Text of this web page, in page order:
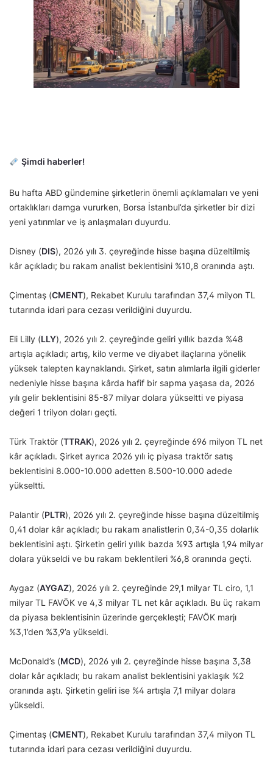
Şimdi haberler!
Bu hafta ABD gündemine şirketlerin önemli açıklamaları ve yeni
ortaklıkları damga vururken, Borsa İstanbul’da şirketler bir dizi
yeni yatırımlar ve iş anlaşmaları duyurdu.
Disney (DIS), 2026 yılı 3. çeyreğinde hisse başına düzeltilmiş
kâr açıkladı; bu rakam analist beklentisini %10,8 oranında aştı.
Çimentaş (CMENT), Rekabet Kurulu tarafından 37,4 milyon TL
tutarında idari para cezası verildiğini duyurdu.
Eli Lilly (LLY), 2026 yılı 2. çeyreğinde geliri yıllık bazda %48
artışla açıkladı; artış, kilo verme ve diyabet ilaçlarına yönelik
yüksek talepten kaynaklandı. Şirket, satın alımlarla ilgili giderler
nedeniyle hisse başına kârda hafif bir sapma yaşasa da, 2026
yılı gelir beklentisini 85-87 milyar dolara yükseltti ve piyasa
değeri 1 trilyon doları geçti.
Türk Traktör (TTRAK), 2026 yılı 2. çeyreğinde 696 milyon TL net
kâr açıkladı. Şirket ayrıca 2026 yılı iç piyasa traktör satış
beklentisini 8.000-10.000 adetten 8.500-10.000 adede
yükseltti.
Palantir (PLTR), 2026 yılı 2. çeyreğinde hisse başına düzeltilmiş
0,41 dolar kâr açıkladı; bu rakam analistlerin 0,34-0,35 dolarlık
beklentisini aştı. Şirketin geliri yıllık bazda %93 artışla 1,94 milyar
dolara yükseldi ve bu rakam beklentileri %6,8 oranında geçti.
Aygaz (AYGAZ), 2026 yılı 2. çeyreğinde 29,1 milyar TL ciro, 1,1
milyar TL FAVÖK ve 4,3 milyar TL net kâr açıkladı. Bu üç rakam
da piyasa beklentisinin üzerinde gerçekleşti; FAVÖK marjı
%3,1’den %3,9’a yükseldi.
McDonald’s (MCD), 2026 yılı 2. çeyreğinde hisse başına 3,38
dolar kâr açıkladı; bu rakam analist beklentisini yaklaşık %2
oranında aştı. Şirketin geliri ise %4 artışla 7,1 milyar dolara
yükseldi.
Çimentaş (CMENT), Rekabet Kurulu tarafından 37,4 milyon TL
tutarında idari para cezası verildiğini duyurdu.